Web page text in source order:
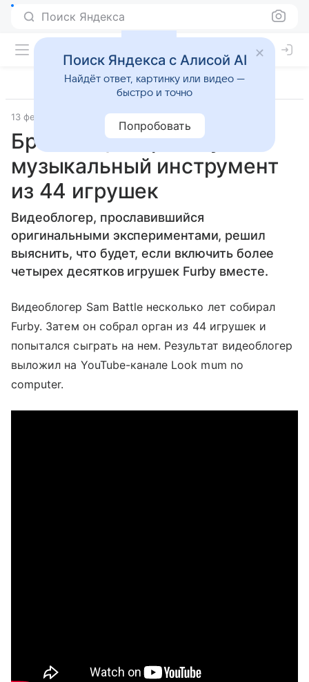
Поиск Яндекса
13 февраля 2018 Lenta.Ru
Британец собрал жуткий
музыкальный инструмент
из 44 игрушек
Видеоблогер, прославившийся
оригинальными экспериментами, решил
выяснить, что будет, если включить более
четырех десятков игрушек Furby вместе.
Видеоблогер Sam Battle несколько лет собирал
Furby. Затем он собрал орган из 44 игрушек и
попытался сыграть на нем. Результат видеоблогер
выложил на YouTube-канале Look mum no
computer.
Поиск Яндекса с Алисой AI
Найдёт ответ, картинку или видео —
быстро и точно
Попробовать